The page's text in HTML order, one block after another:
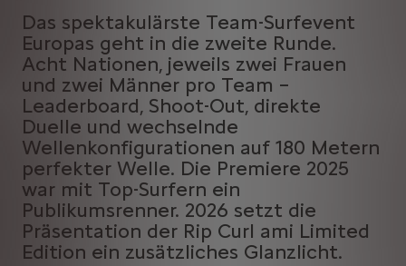
Das spektakulärste Team-Surfevent
Europas geht in die zweite Runde.
Acht Nationen, jeweils zwei Frauen
und zwei Männer pro Team –
Leaderboard, Shoot-Out, direkte
Duelle und wechselnde
Wellenkonfigurationen auf 180 Metern
perfekter Welle. Die Premiere 2025
war mit Top-Surfern ein
Publikumsrenner. 2026 setzt die
Präsentation der Rip Curl ami Limited
Edition ein zusätzliches Glanzlicht.